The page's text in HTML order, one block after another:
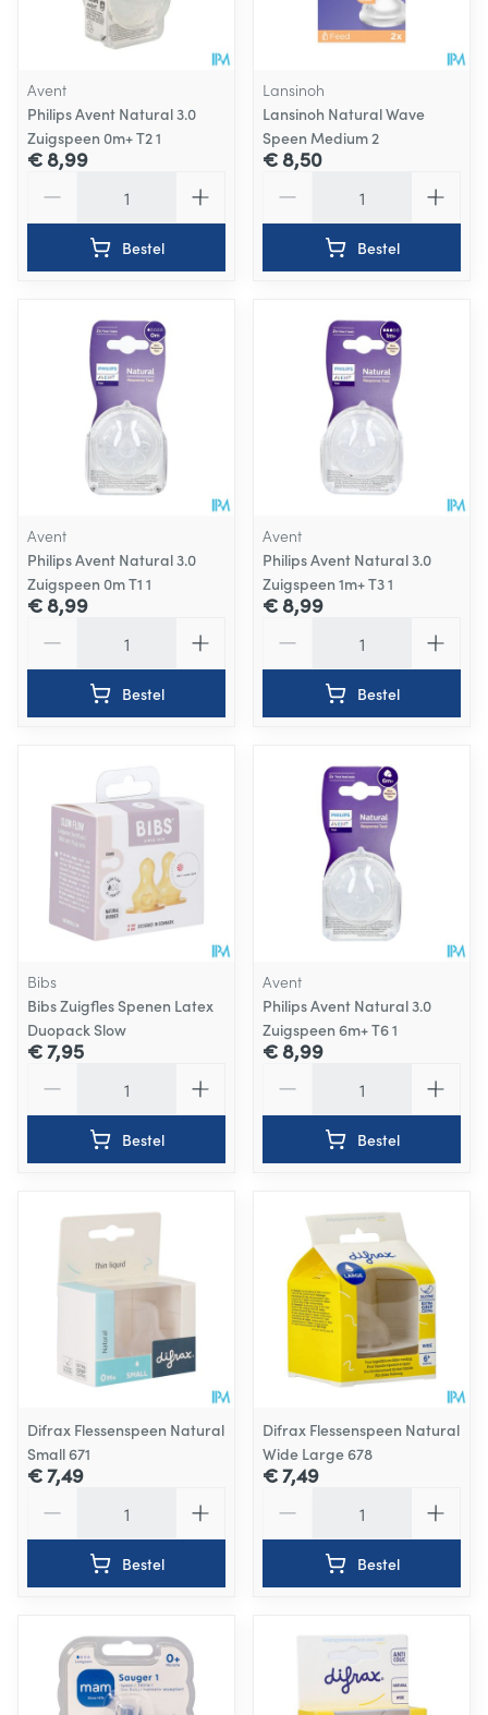
Avent
Philips Avent Natural 3.0
Zuigspeen 0m+ T2 1
€ 8,99
Bestel
Lansinoh
Lansinoh Natural Wave
Speen Medium 2
€ 8,50
Bestel
Avent
Philips Avent Natural 3.0
Zuigspeen 0m T1 1
€ 8,99
Bestel
Avent
Philips Avent Natural 3.0
Zuigspeen 1m+ T3 1
€ 8,99
Bestel
Bibs
Bibs Zuigfles Spenen Latex
Duopack Slow
€ 7,95
Bestel
Avent
Philips Avent Natural 3.0
Zuigspeen 6m+ T6 1
€ 8,99
Bestel
Difrax Flessenspeen Natural
Small 671
€ 7,49
Bestel
Difrax Flessenspeen Natural
Wide Large 678
€ 7,49
Bestel